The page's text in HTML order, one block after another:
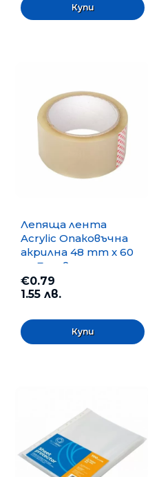
Лепяща лента
Acrylic Опаковъчна
акрилна 48 mm x 60
m, Безцветна
€0.79
1.55 лв.